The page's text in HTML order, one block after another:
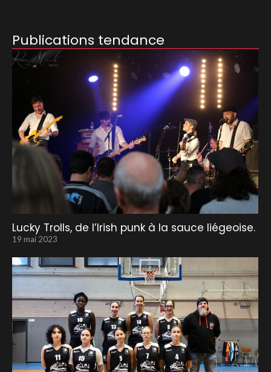
Publications tendance
Lucky Trolls, de l’Irish punk à la sauce liégeoise.
19 mai 2023